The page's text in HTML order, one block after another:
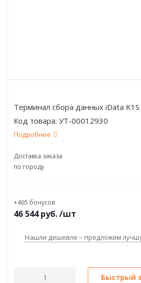
Терминал сбора данных iData K1S
Код товара: УТ-00012930
Подробнее
Доставка заказа
по городу
+465 бонусов
46 544руб./шт
Нашли дешевле – предложим
Быстрый